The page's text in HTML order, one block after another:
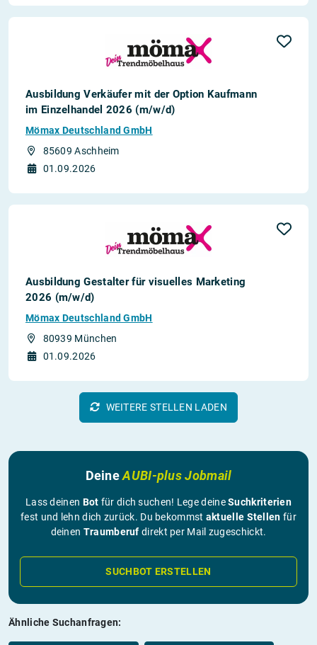
Ausbildung Verkäufer mit der Option Kaufmann
im Einzelhandel 2026 (m/w/d)
Mömax Deutschland GmbH
85609 Aschheim
01.09.2026
Ausbildung Gestalter für visuelles Marketing
2026 (m/w/d)
Mömax Deutschland GmbH
80939 München
01.09.2026
WEITERE STELLEN LADEN
DeineAUBI-plus Jobmail
Lass deinen Bot für dich suchen! Lege deineSuchkriterien
fest und lehn dich zurück. Du bekommst aktuelle Stellen für
deinen Traumberuf direkt per Mail zugeschickt.
SUCHBOT ERSTELLEN
Ähnliche Suchanfragen: